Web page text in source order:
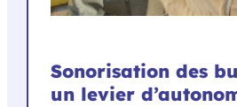
Sonorisation des
un levier